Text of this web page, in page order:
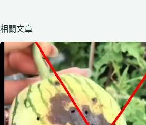
相關文章